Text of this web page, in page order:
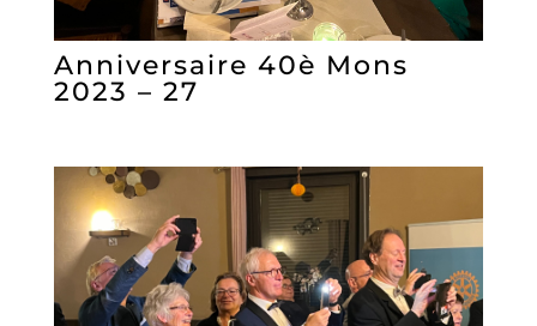
Anniversaire 40è Mons
2023 – 27